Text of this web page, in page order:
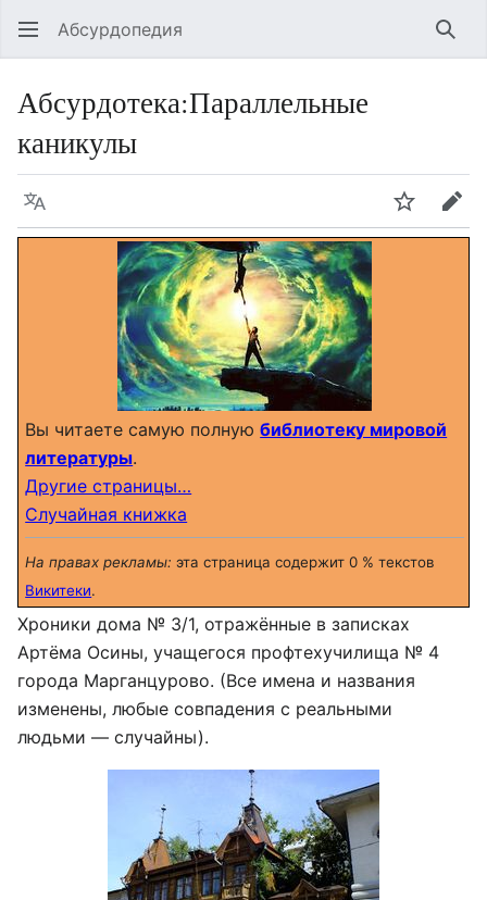
Абсурдопедия
Абсурдотека:Параллельные
каникулы
Язык
Вы читаете самую полнуюбиблиотеку мировой
литературы.
Другие страницы…
Случайная книжка
На правах рекламы: эта страница содержит 0 % текстов
Викитеки.
Хроники дома № 3/1, отражённые в записках
Артёма Осины, учащегося профтехучилища № 4
города Марганцурово. (Все имена и названия
изменены, любые совпадения с реальными
людьми — случайны).